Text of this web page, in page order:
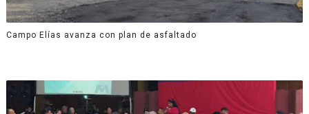
Campo Elías avanza con plan de asfaltado